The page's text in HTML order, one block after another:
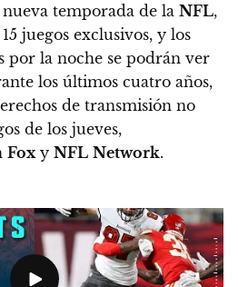
temporada de la NFL,
juegos exclusivos, y los
por la noche se podrán ver
los últimos cuatro años,
de transmisión no
de los jueves,
Fox y NFL Network.